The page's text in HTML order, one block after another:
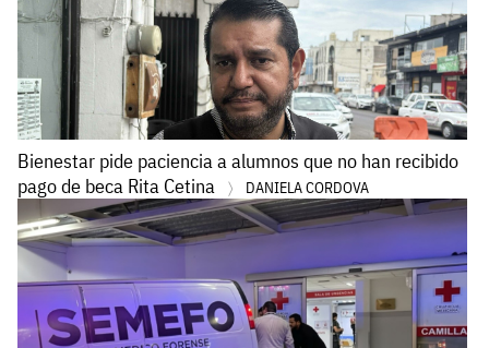
Bienestar pide paciencia a alumnos que no han recibido
pago de beca Rita Cetina
DANIELA CORDOVA